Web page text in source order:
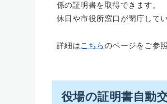
係の証明書を取得できます。
休日や市役所窓口が閉庁して
詳細はこちらのページをご参
役場の証明書自動